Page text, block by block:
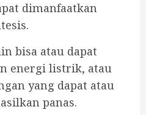
dimanfaatkan
bisa atau dapat
energi listrik, atau
yang dapat atau
panas.